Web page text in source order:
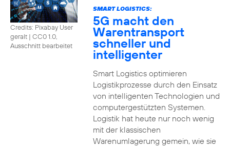
Credits: Pixabay User
geralt | CC0 1.0,
Ausschnitt bearbeitet
SMART LOGISTICS:
5G macht den
Warentransport
schneller und
intelligenter
Smart Logistics optimieren
Logistikprozesse durch den Einsatz
von intelligenten Technologien und
computergestützten Systemen.
Logistik hat heute nur noch wenig
mit der klassischen
Warenumlagerung gemein, wie sie